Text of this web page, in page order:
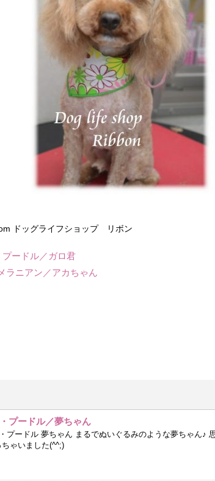
ドッグライフショップ リボン
プードル／ガロ君
ラニアン／アカちゃん
プードル／夢ちゃん
プードル 夢ちゃん まるでぬいぐるみのような夢ちゃん♪
ちゃいました(^^;)